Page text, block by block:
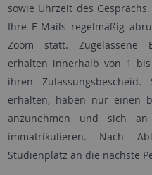
sowie Uhrzeit des
Ihre E-Mails regelmäßig
Zoom statt. Zugelassene
erhalten innerhalb von 1
ihren
erhalten, haben nur einen
anzunehmen und sich
immatrikulieren. Nach
Studienplatz an die nächste